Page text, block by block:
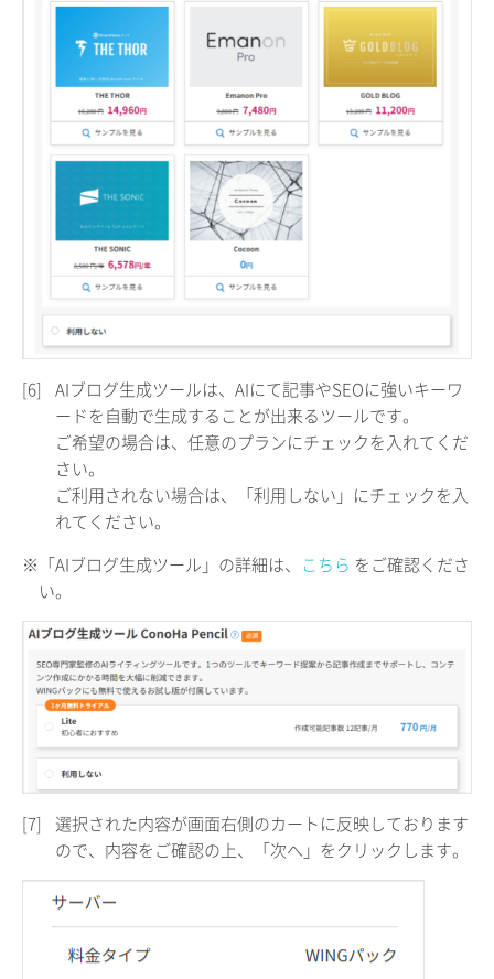
[6]
AIブログ生成ツールは、AIにて記事やSEOに強いキーワ
ードを自動で生成することが出来るツールです。
ご希望の場合は、任意のプランにチェックを入れてくだ
さい。
ご利用されない場合は、「利用しない」にチェックを入
れてください。
※「AIブログ生成ツール」の詳細は、 こちら をご確認くださ
い。
[7]
選択された内容が画面右側のカートに反映しております
ので、内容をご確認の上、「次へ」をクリックします。